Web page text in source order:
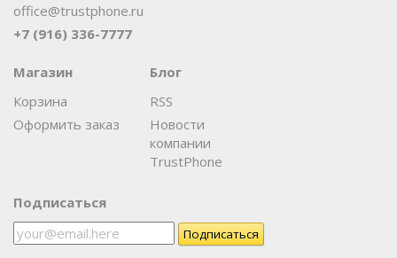
office@trustphone.ru
+7 (916) 336-7777
Магазин
Корзина
Оформить заказ
Блог
RSS
Новости
компании
TrustPhone
Подписаться